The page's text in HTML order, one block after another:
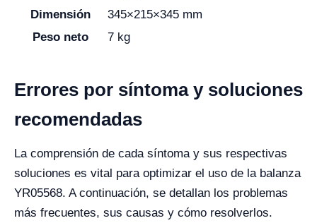
Dimensión
345×215×345 mm
Peso neto
7 kg
Errores por síntoma y soluciones
recomendadas
La comprensión de cada síntoma y sus respectivas
soluciones es vital para optimizar el uso de la balanza
YR05568. A continuación, se detallan los problemas
más frecuentes, sus causas y cómo resolverlos.